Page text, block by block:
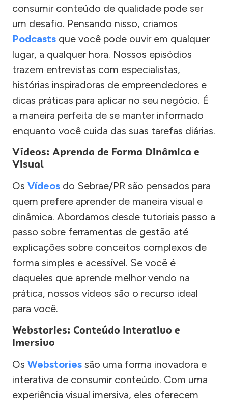
consumir conteúdo de qualidade pode ser
um desafio. Pensando nisso, criamos
Podcasts que você pode ouvir em qualquer
lugar, a qualquer hora. Nossos episódios
trazem entrevistas com especialistas,
histórias inspiradoras de empreendedores e
dicas práticas para aplicar no seu negócio. É
a maneira perfeita de se manter informado
enquanto você cuida das suas tarefas diárias.
Vídeos: Aprenda de Forma Dinâmica e
Visual
Os Vídeos do Sebrae/PR são pensados para
quem prefere aprender de maneira visual e
dinâmica. Abordamos desde tutoriais passo a
passo sobre ferramentas de gestão até
explicações sobre conceitos complexos de
forma simples e acessível. Se você é
daqueles que aprende melhor vendo na
prática, nossos vídeos são o recurso ideal
para você.
Webstories: Conteúdo Interativo e
Imersivo
Os Webstories são uma forma inovadora e
interativa de consumir conteúdo. Com uma
experiência visual imersiva, eles oferecem